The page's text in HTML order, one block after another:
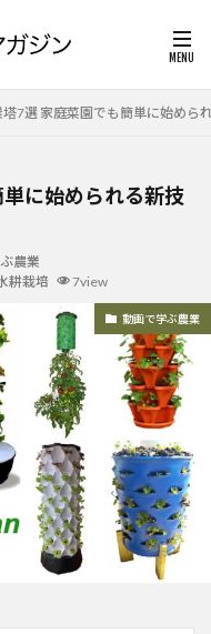
塔7選 家庭菜園でも簡単に始めら
に始められる新技
農業
耕栽培 7view
動画で学ぶ農業